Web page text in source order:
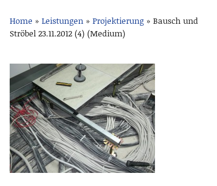
Home » Leistungen » Projektierung » Bausch und
Ströbel 23.11.2012 (4) (Medium)